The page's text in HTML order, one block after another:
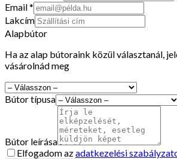
Email *
Lakcím
Alapbútor
Ha az alap bútoraink közül választanál,
vásárolnád meg
Bútor típusa
Bútor leírása
Elfogadom azadatkezelési